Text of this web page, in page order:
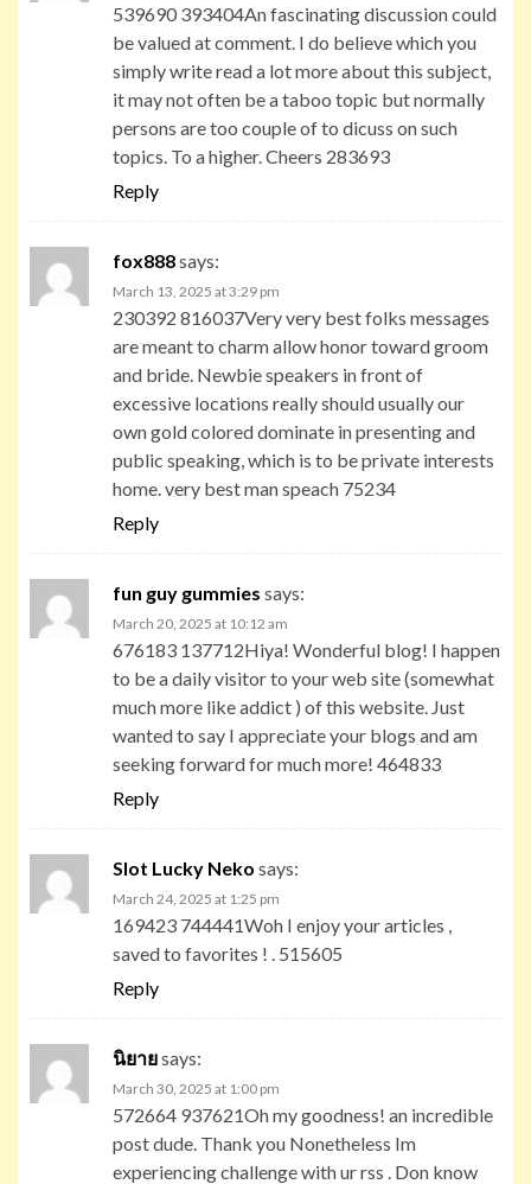
539690 393404An fascinating discussion could
be valued at comment. I do believe which you
simply write read a lot more about this subject,
it may not often be a taboo topic but normally
persons are too couple of to dicuss on such
topics. To a higher. Cheers 283693
Reply
fox888says:
March 13, 2025 at 3:29 pm
230392 816037Very very best folks messages
are meant to charm allow honor toward groom
and bride. Newbie speakers in front of
excessive locations really should usually our
own gold colored dominate in presenting and
public speaking, which is to be private interests
home. very best man speach 75234
Reply
fun guy gummies says:
March 20, 2025 at 10:12 am
676183 137712Hiya! Wonderful blog! I happen
to be a daily visitor to your web site (somewhat
much more like addict ) of this website. Just
wanted to say I appreciate your blogs and am
seeking forward for much more! 464833
Reply
Slot Lucky Neko says:
March 24, 2025 at 1:25 pm
169423 744441Woh I enjoy your articles ,
saved to favorites ! . 515605
Reply
นิยายsays:
March 30, 2025 at 1:00 pm
572664 937621Oh my goodness! an incredible
post dude. Thank you Nonetheless Im
experiencing challenge with ur rss . Don know